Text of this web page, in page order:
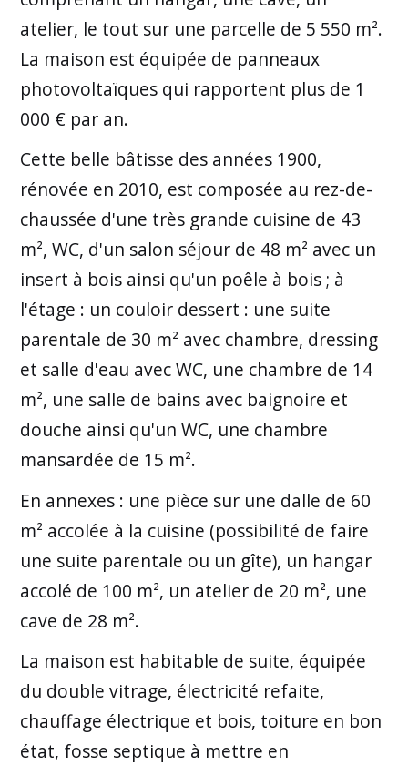
atelier, le tout sur une parcelle de 5 550 m².
La maison est équipée de panneaux
photovoltaïques qui rapportent plus de 1
000 € par an.
Cette belle bâtisse des années 1900,
rénovée en 2010, est composée au rez-de-
chaussée d'une très grande cuisine de 43
m², WC, d'un salon séjour de 48 m² avec un
insert à bois ainsi qu'un poêle à bois ; à
l'étage : un couloir dessert : une suite
parentale de 30 m² avec chambre, dressing
et salle d'eau avec WC, une chambre de 14
m², une salle de bains avec baignoire et
douche ainsi qu'un WC, une chambre
mansardée de 15 m².
En annexes : une pièce sur une dalle de 60
m² accolée à la cuisine (possibilité de faire
une suite parentale ou un gîte), un hangar
accolé de 100 m², un atelier de 20 m², une
cave de 28 m².
La maison est habitable de suite, équipée
du double vitrage, électricité refaite,
chauffage électrique et bois, toiture en bon
état, fosse septique à mettre en